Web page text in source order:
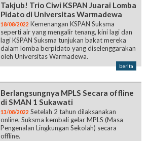
Takjub! Trio Ciwi KSPAN Juarai Lomba
Pidato di Universitas Warmadewa
18/08/2022 Kemenangan KSPAN Suksma
seperti air yang mengalir tenang, kini lagi dan
lagi KSPAN Suksma tunjukan bakat mereka
dalam lomba berpidato yang diselenggarakan
oleh Universitas Warmadewa.
berita
Berlangsungnya MPLS Secara offline
di SMAN 1 Sukawati
13/08/2022 Setelah 2 tahun dilaksanakan
online, Suksma kembali gelar MPLS (Masa
Pengenalan Lingkungan Sekolah) secara
offline.